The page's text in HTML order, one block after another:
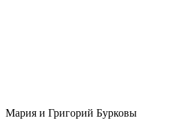
Мария и Григорий Бурковы